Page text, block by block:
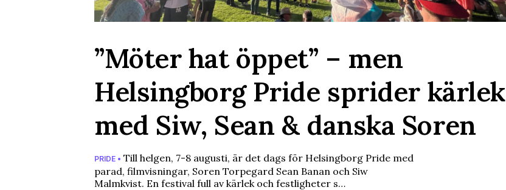
”Möter hat öppet” – men
Helsingborg Pride sprider kärlek
med Siw, Sean & danska Soren
PRIDE • Till helgen, 7-8 augusti, är det dags för Helsingborg Pride med
parad, filmvisningar, Soren Torpegard Sean Banan och Siw
Malmkvist. En festival full av kärlek och festligheter s…